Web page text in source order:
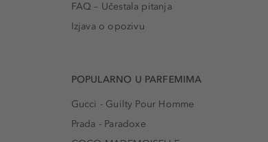
FAQ – Učestala pitanja
Izjava o opozivu
POPULARNO U PARFEMIMA
Gucci - Guilty Pour Homme
Prada - Paradoxe